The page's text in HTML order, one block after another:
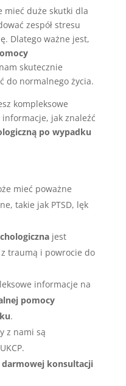
mieć duże skutki dla
zespół stresu
Dlatego ważne jest,
skutecznie
do normalnego życia.
kompleksowe
jak znaleźć
po wypadku
mieć poważne
takie jak PTSD, lęk
jest
traumą i powrocie do
informacje na
pomocy
.
z nami są
darmowej konsultacji